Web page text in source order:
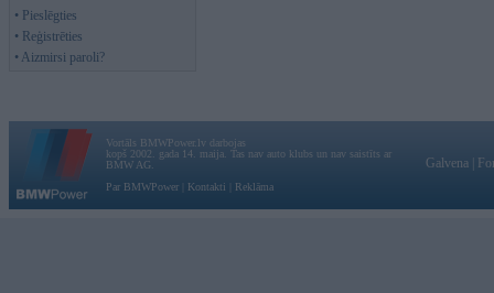
• Pieslēgties
• Reģistrēties
• Aizmirsi paroli?
Vortāls BMWPower.lv darbojas
kopš 2002. gada 14. maija. Tas nav auto klubs un nav saistīts ar
BMW AG.
Par BMWPower
Kontakti Reklāma
Galvena